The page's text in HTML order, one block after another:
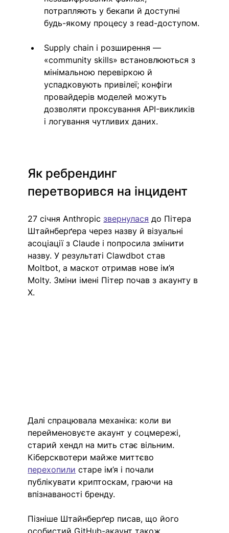
потрапляють у бекапи й доступні
будь-якому процесу з read-доступом.
Supply chain і розширення —
«community skills» встановлюються з
мінімальною перевіркою й
успадковують привілеї; конфіги
провайдерів моделей можуть
дозволяти проксування API-викликів
і логування чутливих даних.
Як ребрендинг
перетворився на інцидент
27 січня Anthropic звернулася до Пітера
Штайнберґера через назву й візуальні
асоціації з Claude і попросила змінити
назву. У результаті Clawdbot став
Moltbot, а маскот отримав нове ім’я
Molty. Зміни імені Пітер почав з акаунту в
Х.
Далі спрацювала механіка: коли ви
перейменовуєте акаунт у соцмережі,
старий хендл на мить стає вільним.
Кіберсквотери майже миттєво
перехопили старе ім’я і почали
публікувати криптоскам, граючи на
впізнаваності бренду.
Пізніше Штайнберґер писав, що його